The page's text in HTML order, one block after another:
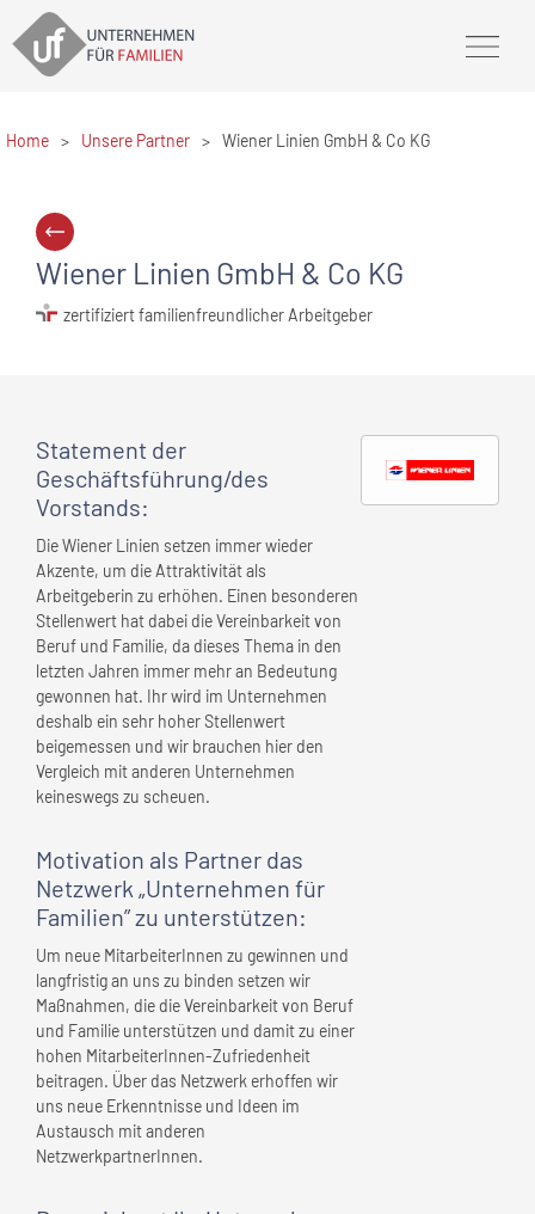
Home > Unsere Partner > Wiener Linien GmbH & Co KG
Wiener Linien GmbH & Co KG
zertifiziert familienfreundlicher Arbeitgeber
Statement der
Geschäftsführung/des
Vorstands:
Die Wiener Linien setzen immer wieder
Akzente, um die Attraktivität als
Arbeitgeberin zu erhöhen. Einen besonderen
Stellenwert hat dabei die Vereinbarkeit von
Beruf und Familie, da dieses Thema in den
letzten Jahren immer mehr an Bedeutung
gewonnen hat. Ihr wird im Unternehmen
deshalb ein sehr hoher Stellenwert
beigemessen und wir brauchen hier den
Vergleich mit anderen Unternehmen
keineswegs zu scheuen.
Motivation als Partner das
Netzwerk „Unternehmen für
Familien” zu unterstützen:
Um neue MitarbeiterInnen zu gewinnen und
langfristig an uns zu binden setzen wir
Maßnahmen, die die Vereinbarkeit von Beruf
und Familie unterstützen und damit zu einer
hohen MitarbeiterInnen-Zufriedenheit
beitragen. Über das Netzwerk erhoffen wir
uns neue Erkenntnisse und Ideen im
Austausch mit anderen
NetzwerkpartnerInnen.